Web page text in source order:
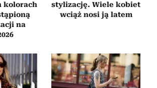
kolorach
na
stylizację. Wiele kobiet
wciąż nosi ją latem